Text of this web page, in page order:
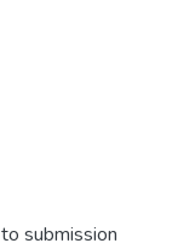
submission